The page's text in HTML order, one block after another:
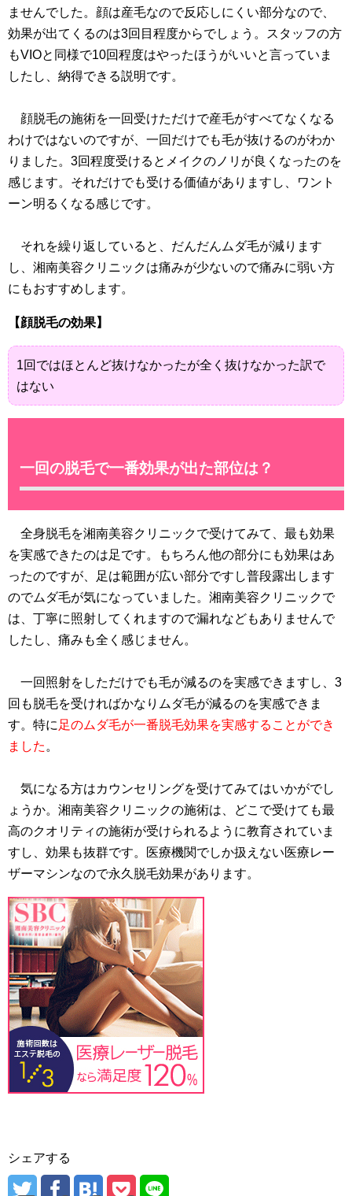
ませんでした。顔は産毛なので反応しにくい部分なので、
効果が出てくるのは3回目程度からでしょう。スタッフの方
もVIOと同様で10回程度はやったほうがいいと言っていま
したし、納得できる説明です。
顔脱毛の施術を一回受けただけで産毛がすべてなくなる
わけではないのですが、一回だけでも毛が抜けるのがわか
りました。3回程度受けるとメイクのノリが良くなったのを
感じます。それだけでも受ける価値がありますし、ワント
ーン明るくなる感じです。
それを繰り返していると、だんだんムダ毛が減ります
し、湘南美容クリニックは痛みが少ないので痛みに弱い方
にもおすすめします。
【顔脱毛の効果】
1回ではほとんど抜けなかったが全く抜けなかった訳で
はない
一回の脱毛で一番効果が出た部位は？
全身脱毛を湘南美容クリニックで受けてみて、最も効果
を実感できたのは足です。もちろん他の部分にも効果はあ
ったのですが、足は範囲が広い部分ですし普段露出します
のでムダ毛が気になっていました。湘南美容クリニックで
は、丁寧に照射してくれますので漏れなどもありませんで
したし、痛みも全く感じません。
一回照射をしただけでも毛が減るのを実感できますし、3
回も脱毛を受ければかなりムダ毛が減るのを実感できま
す。特に 足のムダ毛が一番脱毛効果を実感することができ
ました 。
気になる方はカウンセリングを受けてみてはいかがでし
ょうか。湘南美容クリニックの施術は、どこで受けても最
高のクオリティの施術が受けられるように教育されていま
すし、効果も抜群です。医療機関でしか扱えない医療レー
ザーマシンなので永久脱毛効果があります。
シェアする